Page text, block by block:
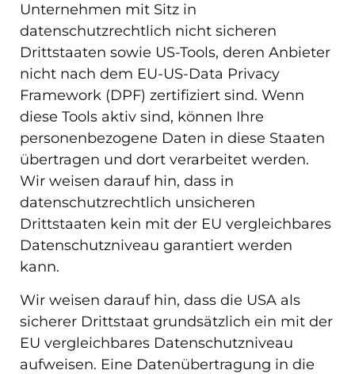
Unternehmen mit Sitz in
datenschutzrechtlich nicht sicheren
Drittstaaten sowie US-Tools, deren Anbieter
nicht nach dem EU-US-Data Privacy
Framework (DPF) zertifiziert sind. Wenn
diese Tools aktiv sind, können Ihre
personenbezogene Daten in diese Staaten
übertragen und dort verarbeitet werden.
Wir weisen darauf hin, dass in
datenschutzrechtlich unsicheren
Drittstaaten kein mit der EU vergleichbares
Datenschutzniveau garantiert werden
kann.
Wir weisen darauf hin, dass die USA als
sicherer Drittstaat grundsätzlich ein mit der
EU vergleichbares Datenschutzniveau
aufweisen. Eine Datenübertragung in die